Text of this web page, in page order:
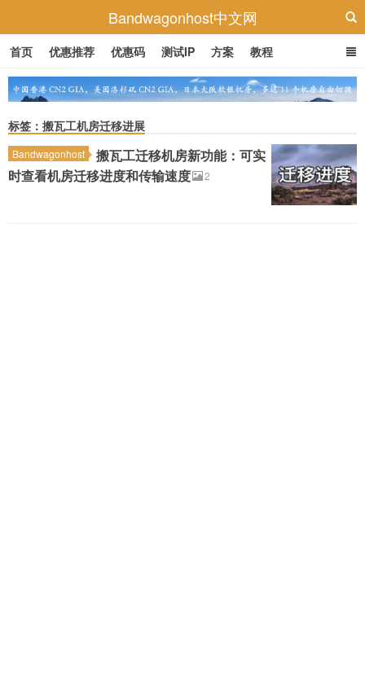
Bandwagonhost中文网
首页 优惠推荐 优惠码 测试IP 方案 教程
标签：搬瓦工机房迁移进展
Bandwagonhost
搬瓦工迁移机房新功能：可实
时查看机房迁移进度和传输速度
2